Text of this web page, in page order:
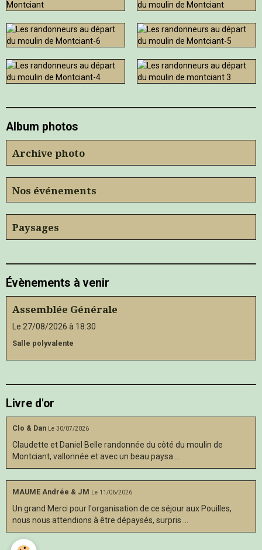
Album photos
Archive photo
Nos événements
Paysages
Évènements à venir
Assemblée Générale
Le 27/08/2026 à 18:30
Salle polyvalente
Livre d'or
Clo & Dan Le 30/07/2026
Claudette et Daniel Belle randonnée du côté du moulin de
Montciant, vallonnée et avec un beau paysa ...
MAUME Andrée & JM Le 11/06/2026
Un grand Merci pour l'organisation de ce séjour aux Pouilles,
nous nous attendions à être dépaysés, surpris ...